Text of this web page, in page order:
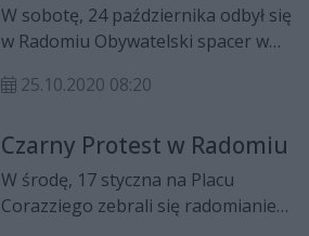
W sobotę, 24 października odbył się
w Radomiu Obywatelski spacer w
protestów przeciwko decyzji
zaostrzeniu prawa aborcyjnego.
25.10.2020 08:20
Czarny Protest w Radomiu
W środę, 17 styczna na Placu
Corazziego zebrali się radomianie,